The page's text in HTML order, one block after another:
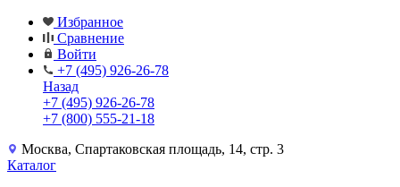
Избранное
Сравнение
Войти
+7 (495) 926-26-78
Назад
+7 (495) 926-26-78
+7 (800) 555-21-18
Москва, Спартаковская площадь, 14, стр. 3
Каталог